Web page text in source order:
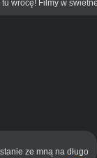
wrócę! Filmy w
ze mną na długo